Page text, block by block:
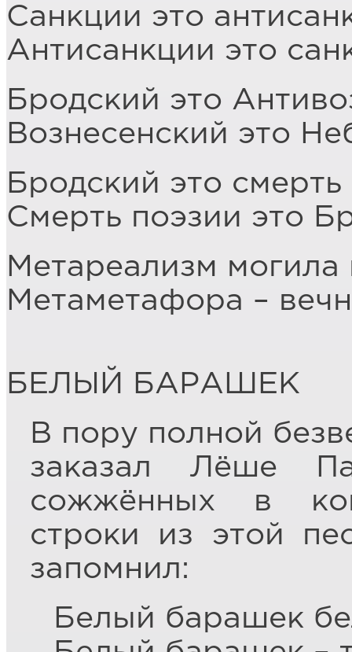
Санкции это
Антисанкции это
Бродский это
Вознесенский это
Бродский это смерть
Смерть поэзии это
Метареализм
Метаметафора –
БЕЛЫЙ БАРАШЕК
В пору полной
заказал Лёше
сожжённых в
строки из этой
запомнил:
Белый барашек